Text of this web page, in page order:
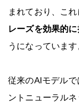
まれており、こ
レーズを効果的
うになっています
従来のAIモデル
ントニューラル